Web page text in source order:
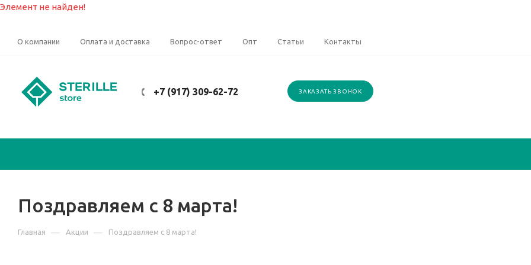
Элемент не найден!
О компании Оплата и доставка Вопрос-ответ Опт Статьи Контакты
+7 (917) 309-62-72 ЗАКАЗАТЬ ЗВОНОК
Поздравляем с 8 марта!
Главная — Акции — Поздравляем с 8 марта!